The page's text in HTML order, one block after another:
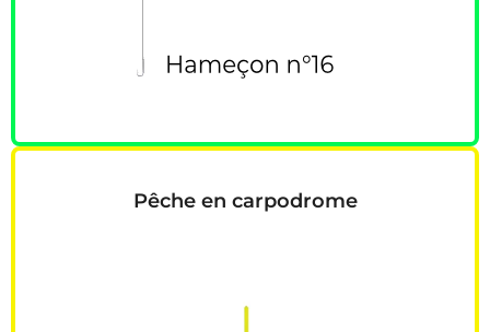
Pêche en carpodrome